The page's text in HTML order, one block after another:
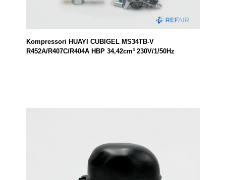
Kompressori HUAYI CUBIGEL MS34TB-V
R452A/R407C/R404A HBP 34,42cm³ 230V/1/50Hz